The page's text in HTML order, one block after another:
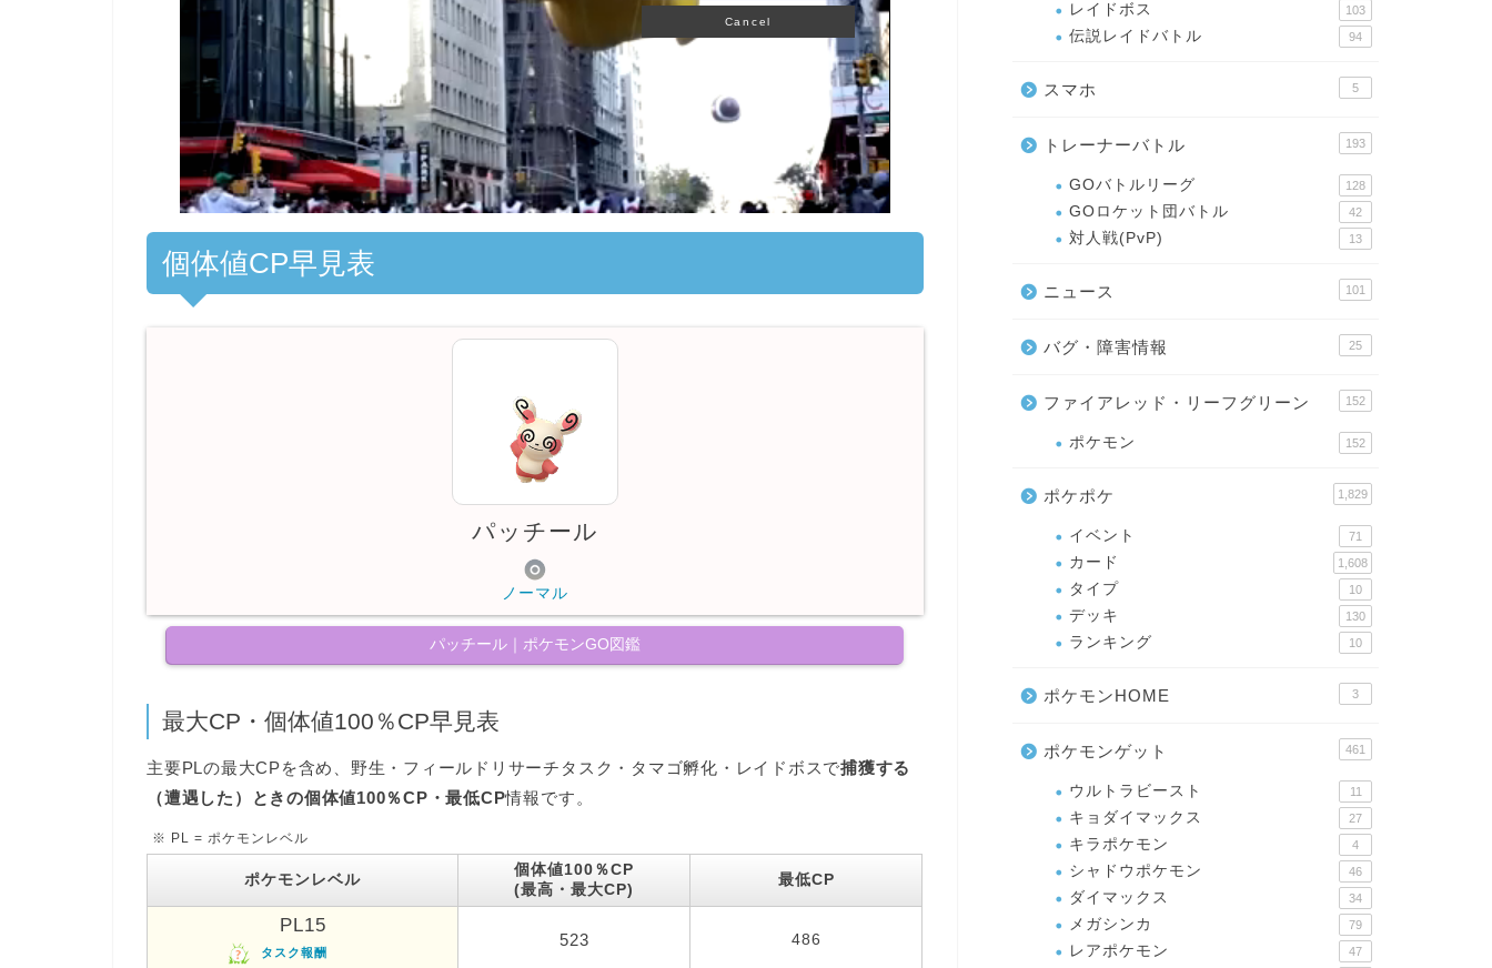
Cancel
個体値CP早見表
パッチール
ノーマル
パッチール｜ポケモンGO図鑑
最大CP・個体値100％CP早見表
主要PLの最大CPを含め、野生・フィールドリサーチタスク・タマゴ孵化・レイドボスで捕獲する
（遭遇した）ときの個体値100％CP・最低CP情報です。
※ PL = ポケモンレベル
ポケモンレベル
個体値100％CP
(最高・最大CP)
最低CP
PL15
タスク報酬
523 486
レイドボス 103
伝説レイドバトル 94
スマホ 5
トレーナーバトル 193
GOバトルリーグ 128
GOロケット団バトル 42
対人戦(PvP) 13
ニュース 101
バグ・障害情報 25
ファイアレッド・リーフグリーン 152
ポケモン 152
ポケポケ 1,829
イベント 71
カード 1,608
タイプ 10
デッキ 130
ランキング 10
ポケモンHOME 3
ポケモンゲット 461
ウルトラビースト 11
キョダイマックス 27
キラポケモン 4
シャドウポケモン 46
ダイマックス 34
メガシンカ 79
レアポケモン 47